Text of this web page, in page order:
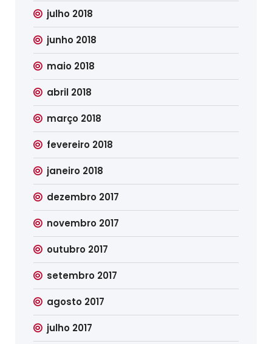
julho 2018
junho 2018
maio 2018
abril 2018
março 2018
fevereiro 2018
janeiro 2018
dezembro 2017
novembro 2017
outubro 2017
setembro 2017
agosto 2017
julho 2017